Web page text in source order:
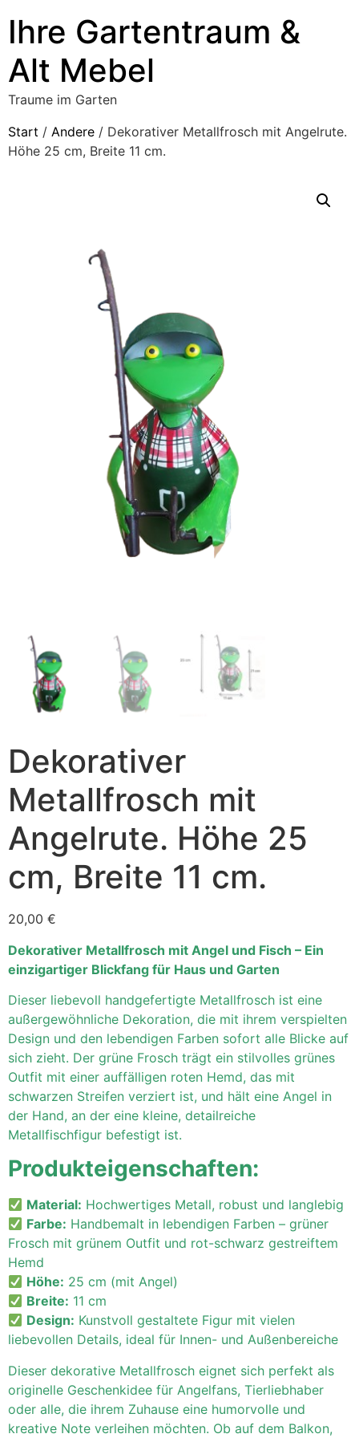
Ihre Gartentraum &
Alt Mebel
Traume im Garten
Start / Andere / Dekorativer Metallfrosch mit Angelrute.
Höhe 25 cm, Breite 11 cm.
Dekorativer
Metallfrosch mit
Angelrute. Höhe 25
cm, Breite 11 cm.
20,00 €
Dekorativer Metallfrosch mit Angel und Fisch – Ein
einzigartiger Blickfang für Haus und Garten
Dieser liebevoll handgefertigte Metallfrosch ist eine
außergewöhnliche Dekoration, die mit ihrem verspielten
Design und den lebendigen Farben sofort alle Blicke auf
sich zieht. Der grüne Frosch trägt ein stilvolles grünes
Outfit mit einer auffälligen roten Hemd, das mit
schwarzen Streifen verziert ist, und hält eine Angel in
der Hand, an der eine kleine, detailreiche
Metallfischfigur befestigt ist.
Produkteigenschaften:
Material: Hochwertiges Metall, robust und langlebig
Farbe: Handbemalt in lebendigen Farben – grüner
Frosch mit grünem Outfit und rot-schwarz gestreiftem
Hemd
Höhe: 25 cm (mit Angel)
Breite: 11 cm
Design: Kunstvoll gestaltete Figur mit vielen
liebevollen Details, ideal für Innen- und Außenbereiche
Dieser dekorative Metallfrosch eignet sich perfekt als
originelle Geschenkidee für Angelfans, Tierliebhaber
oder alle, die ihrem Zuhause eine humorvolle und
kreative Note verleihen möchten. Ob auf dem Balkon,